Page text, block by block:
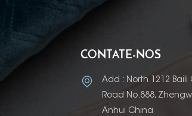
modularidade, luxo
processos de
impulsionadores
joias no período
implementar
conosco!
CONTATE-NOS
Add : North 1212
Road No.888,
Anhui China